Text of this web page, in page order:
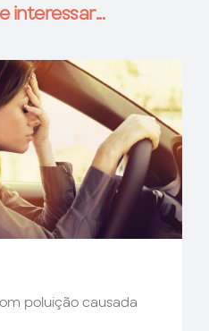
interessar...
poluição causada